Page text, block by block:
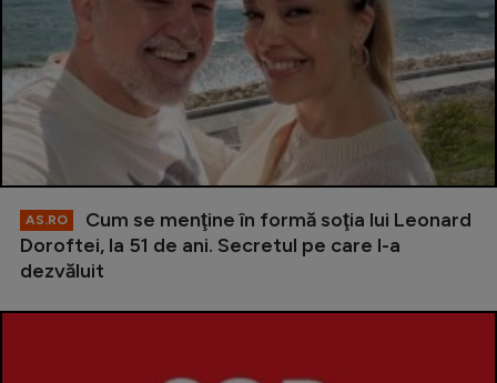
AS.RO
Cum se menţine în formă soţia lui Leonard
Doroftei, la 51 de ani. Secretul pe care l-a
dezvăluit